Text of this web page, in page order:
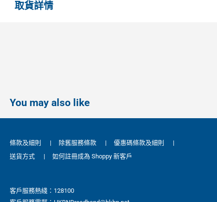
取貨詳情
You may also like
條款及細則 | 除舊服務條款 | 優惠碼條款及細則
|
送貨方式
| 如何註冊成為 Shoppy 新客戶
客戶服務熱綫：128100